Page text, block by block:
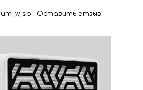
Оставить отзыв